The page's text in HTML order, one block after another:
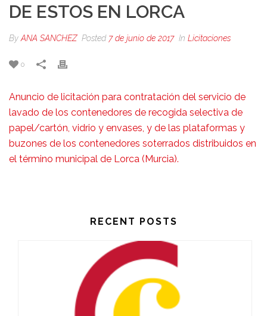
DE ESTOS EN LORCA
By ANA SANCHEZ Posted 7 de junio de 2017 In Licitaciones
0
Anuncio de licitación para contratación del servicio de
lavado de los contenedores de recogida selectiva de
papel/cartón, vidrio y envases, y de las plataformas y
buzones de los contenedores soterrados distribuidos en
el término municipal de Lorca (Murcia).
RECENT POSTS